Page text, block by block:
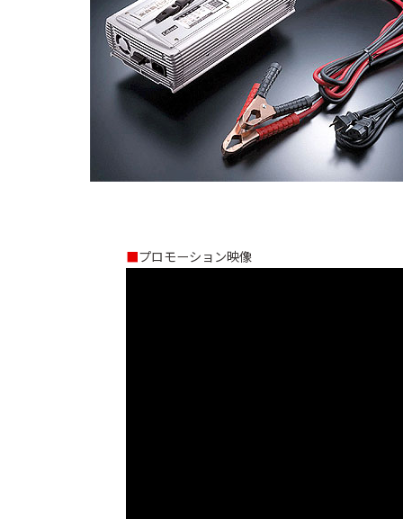
後方・前方録画タイプ
セーフティレーダー
GPSレシーバー レーダー探知
■プロモーション映像